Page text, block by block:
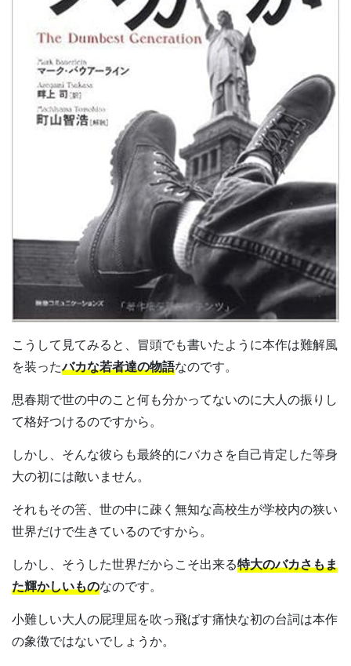
こうして見てみると、冒頭でも書いたように本作は難解風
を装ったバカな若者達の物語なのです。
思春期で世の中のこと何も分かってないのに大人の振りし
て格好つけるのですから。
しかし、そんな彼らも最終的にバカさを自己肯定した等身
大の初には敵いません。
それもその筈、世の中に疎く無知な高校生が学校内の狭い
世界だけで生きているのですから。
しかし、そうした世界だからこそ出来る特大のバカさもま
た輝かしいものなのです。
小難しい大人の屁理屈を吹っ飛ばす痛快な初の台詞は本作
の象徴ではないでしょうか。